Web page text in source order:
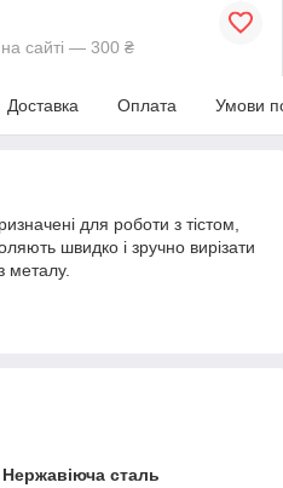
сайті — 300 ₴
Доставка Оплата Умови
для роботи з тістом,
швидко і зручно вирізати
металу.
Нержавіюча сталь